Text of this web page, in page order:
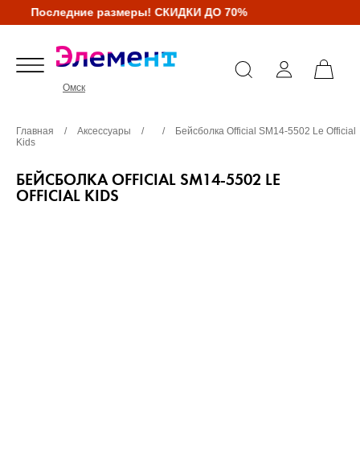
Последние размеры! СКИДКИ ДО 70%
Омск
Главная / Аксессуары / /
Бейсболка Official SM14-5502 Le Official
Kids
БЕЙСБОЛКА OFFICIAL SM14-5502 LE
OFFICIAL KIDS